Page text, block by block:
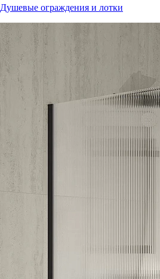
Душевые ограждения и лотки